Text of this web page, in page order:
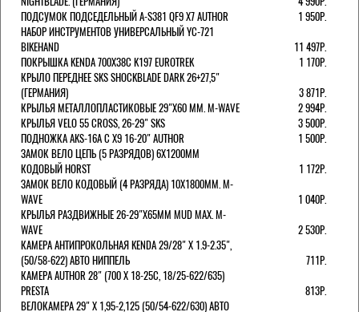
ПОДСУМОК ПОДСЕДЕЛЬНЫЙ A-S381 QF9 X7 AUTHOR
1 950Р.
НАБОР ИНСТРУМЕНТОВ УНИВЕРСАЛЬНЫЙ YC-721
BIKEHAND
11 497Р.
ПОКРЫШКА KENDA 700Х38С K197 EUROTREK
1 170Р.
КРЫЛО ПЕРЕДНЕЕ SKS SHOCKBLADE DARK 26+27,5"
(ГЕРМАНИЯ)
3 871Р.
КРЫЛЬЯ МЕТАЛЛОПЛАСТИКОВЫЕ 29"Х60 ММ. M-WAVE
2 994Р.
КРЫЛЬЯ VELO 55 CROSS, 26-29" SKS
3 500Р.
ПОДНОЖКА AKS-16A C X9 16-20" AUTHOR
1 500Р.
ЗАМОК ВЕЛО ЦЕПЬ (5 РАЗРЯДОВ) 6Х1200ММ
КОДОВЫЙ HORST
1 172Р.
ЗАМОК ВЕЛО КОДОВЫЙ (4 РАЗРЯДА) 10Х1800ММ. M-
WAVE
1 040Р.
КРЫЛЬЯ РАЗДВИЖНЫЕ 26-29"Х65ММ MUD MAX. M-
WAVE
2 530Р.
КАМЕРА АНТИПРОКОЛЬНАЯ KENDA 29/28" Х 1.9-2.35",
(50/58-622) АВТО НИППЕЛЬ
711Р.
КАМЕРА AUTHOR 28" (700 Х 18-25С, 18/25-622/635)
PRESTA
813Р.
ВЕЛОКАМЕРА 29" X 1,95-2,125 (50/54-622/630) АВТО